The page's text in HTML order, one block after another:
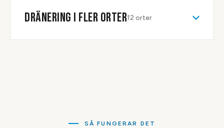
DRÄNERING I FLER ORTER12 orter
SÅ FUNGERAR DET